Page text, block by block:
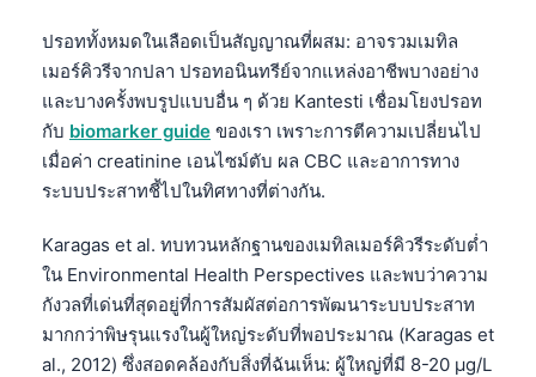
ปรอททั้งหมดในเลือดเป็นสัญญาณที่ผสม: อาจรวมเมทิล
เมอร์คิวรีจากปลา ปรอทอนินทรีย์จากแหล่งอาชีพบางอย่าง
และบางครั้งพบรูปแบบอื่น ๆ ด้วย Kantesti เชื่อมโยงปรอท
กับ biomarker guide ของเรา เพราะการตีความเปลี่ยนไป
เมื่อค่า creatinine เอนไซม์ตับ ผล CBC และอาการทาง
ระบบประสาทชี้ไปในทิศทางที่ต่างกัน.
Karagas et al. ทบทวนหลักฐานของเมทิลเมอร์คิวรีระดับต่ำ
ใน Environmental Health Perspectives และพบว่าความ
กังวลที่เด่นที่สุดอยู่ที่การสัมผัสต่อการพัฒนาระบบประสาท
มากกว่าพิษรุนแรงในผู้ใหญ่ระดับที่พอประมาณ (Karagas et
al., 2012) ซึ่งสอดคล้องกับสิ่งที่ฉันเห็น: ผู้ใหญ่ที่มี 8-20 µg/L